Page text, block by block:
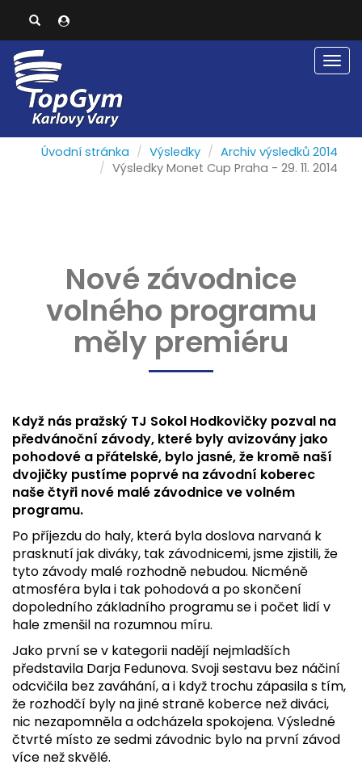
Úvodní stránka Výsledky
Archiv výsledků 2014
Výsledky Monet Cup Praha - 29. 11. 2014
Nové závodnice
volného programu
měly premiéru
Když nás pražský TJ Sokol Hodkovičky pozval na
předvánoční závody, které byly avizovány jako
pohodové a přátelské, bylo jasné, že kromě naší
dvojičky pustíme poprvé na závodní koberec
naše čtyři nové malé závodnice ve volném
programu.
Po příjezdu do haly, která byla doslova narvaná k
prasknutí jak diváky, tak závodnicemi, jsme zjistili, že
tyto závody malé rozhodně nebudou. Nicméně
atmosféra byla i tak pohodová a po skončení
dopoledního základního programu se i počet lidí v
hale zmenšil na rozumnou míru.
Jako první se v kategorii nadějí nejmladších
představila Darja Fedunova. Svoji sestavu bez náčiní
odcvičila bez zaváhání, a i když trochu zápasila s tím,
že rozhodčí byly na jiné straně koberce než diváci,
nic nezapomněla a odcházela spokojena. Výsledné
čtvrté místo ze sedmi závodnic bylo na první závod
více než skvělé.